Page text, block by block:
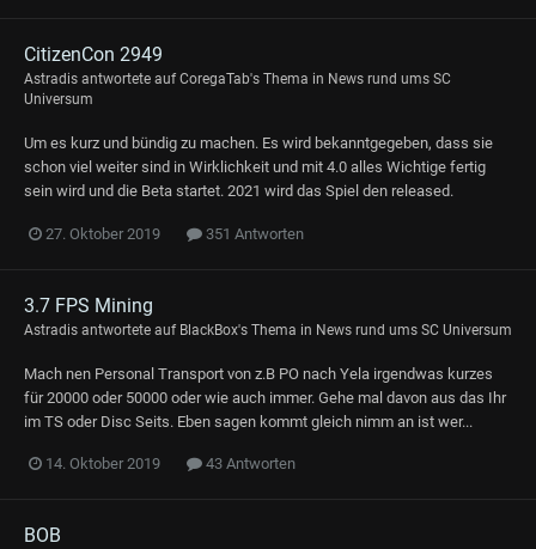
CitizenCon 2949
Astradis antwortete aufCoregaTab's Thema in News rund ums SC
Universum
Um es kurz und bündig zu machen. Es wird bekanntgegeben, dass sie
schon viel weiter sind in Wirklichkeit und mit 4.0 alles Wichtige fertig
sein wird und die Beta startet. 2021 wird das Spiel den released.
27. Oktober 2019 351 Antworten
3.7 FPS Mining
Astradis antwortete auf BlackBox's Thema in News rund ums SC Universum
Mach nen Personal Transport von z.B PO nach Yela irgendwas kurzes
für 20000 oder 50000 oder wie auch immer. Gehe mal davon aus das Ihr
im TS oder Disc Seits. Eben sagen kommt gleich nimm an ist wer...
14. Oktober 2019 43 Antworten
BOB